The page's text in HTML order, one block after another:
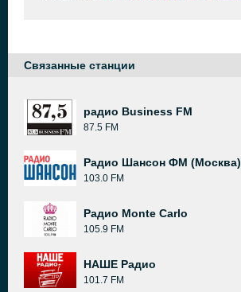
Связанные станции
радио Business FM
87.5 FM
Радио Шансон ФМ (Москва)
103.0 FM
Радио Monte Carlo
105.9 FM
НАШЕ Радио
101.7 FM